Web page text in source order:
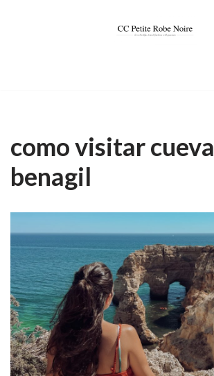
como visitar cueva
benagil